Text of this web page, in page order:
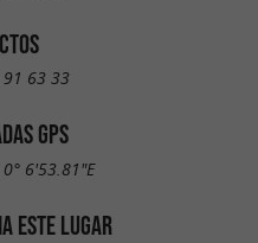
63 33
GPS
6'53.81"E
ESTE LUGAR